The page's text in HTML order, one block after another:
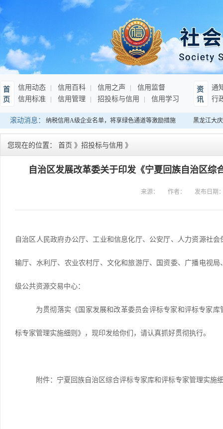
首
页
信用动态 信用百科 信用之声
信用监督
信用标准
信用管理 招投标与信用 信用学习
资
讯
通
行
滚动消息：
发布连续10年纳税信用A级企业名单，将享绿色通道等激励措施 黑龙江大庆
您现在的位置： 首页 》 招投标与信用 》
自治区发展改革委关于印发《宁夏回族自治区
来源： 作者： 发布日期
自治区人民政府办公厅、工业和信息化厅、公安厅、人力资源社
输厅、水利厅、农业农村厅、文化和旅游厅、国资委、广播电视
级公共资源交易中心：
为贯彻落实《国家发展和改革委员会评标专家和评标专家
标专家管理实施细则》，现印发给你们，请认真抓好贯彻执行。
附件：宁夏回族自治区综合评标专家库和评标专家管理实施